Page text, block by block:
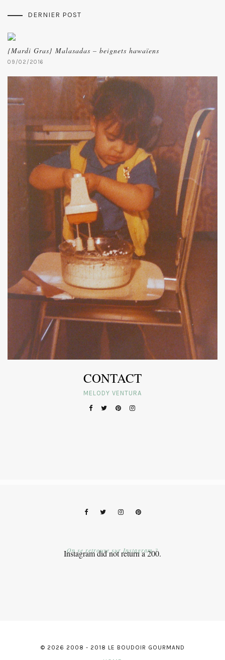
DERNIER POST
{Mardi Gras} Malasadas – beignets hawaïens
09/02/2016
CONTACT
MELODY VENTURA
Instagram did not return a 200.
On se retrouve sur Instagram ?
© 2026 2008 - 2018 LE BOUDOIR GOURMAND